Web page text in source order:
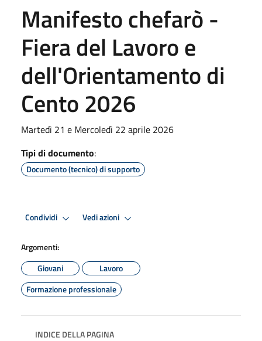
Manifesto chefarò -
Fiera del Lavoro e
dell'Orientamento di
Cento 2026
Martedì 21 e Mercoledì 22 aprile 2026
Tipi di documento:
Documento (tecnico) di supporto
Condividi Vedi azioni
Argomenti:
Giovani
Lavoro
Formazione professionale
INDICE DELLA PAGINA